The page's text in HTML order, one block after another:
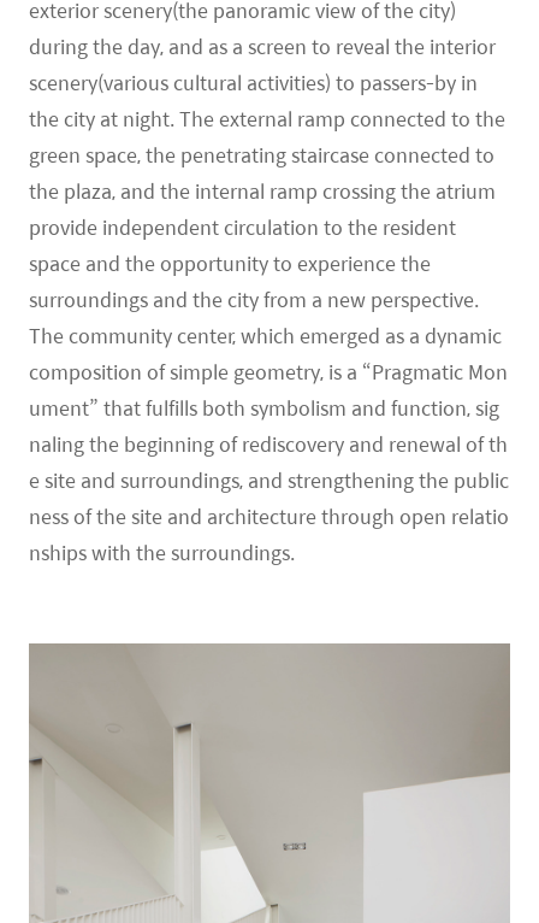
exterior scenery(the panoramic view of the city)
during the day, and as a screen to reveal the interior
scenery(various cultural activities) to passers-by in
the city at night. The external ramp connected to the
green space, the penetrating staircase connected to
the plaza, and the internal ramp crossing the atrium
provide independent circulation to the resident
space and the opportunity to experience the
surroundings and the city from a new perspective.
The community center, which emerged as a dynamic
composition of simple geometry, is a “Pragmatic Mon
ument” that fulfills both symbolism and function, sig
naling the beginning of rediscovery and renewal of th
e site and surroundings, and strengthening the public
ness of the site and architecture through open relatio
nships with the surroundings.